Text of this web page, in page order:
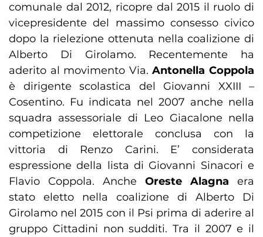
comunale dal 2012, ricopre dal 2015 il ruolo di
vicepresidente del massimo consesso civico
dopo la rielezione ottenuta nella coalizione di
Alberto Di Girolamo. Recentemente ha
aderito al movimento Via.Antonella Coppola
è dirigente scolastica del Giovanni XXIII –
Cosentino. Fu indicata nel 2007 anche nella
squadra assessoriale di Leo Giacalone nella
competizione elettorale conclusa con la
vittoria di Renzo Carini. E’ considerata
espressione della lista di Giovanni Sinacori e
Flavio Coppola. Anche Oreste Alagna era
stato eletto nella coalizione di Alberto Di
Girolamo nel 2015 con il Psi prima di aderire al
gruppo Cittadini non sudditi. Tra il 2007 e il